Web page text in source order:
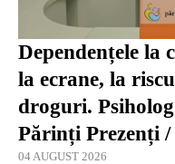
Dependențele la
la ecrane, la
droguri.
Părinți Prezenți
04 AUGUST 2026